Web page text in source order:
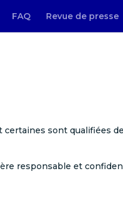
FAQ Revue de presse
certaines sont qualifiées de
responsable et